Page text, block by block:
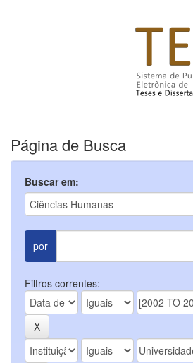
Página de Busca
Buscar em:
por
Filtros correntes: